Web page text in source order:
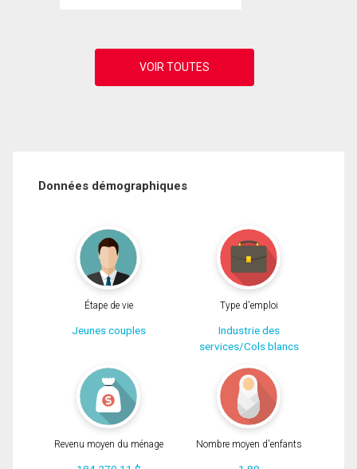
Données démographiques
Étape de vie
Jeunes couples
Type d'emploi
Industrie des
services/Cols blancs
Revenu moyen du ménage Nombre moyen d'enfants